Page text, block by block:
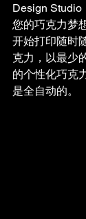
Design Studio
您的巧克力梦
开始打印随时
克力，以最少
的个性化巧克
是全自动的。